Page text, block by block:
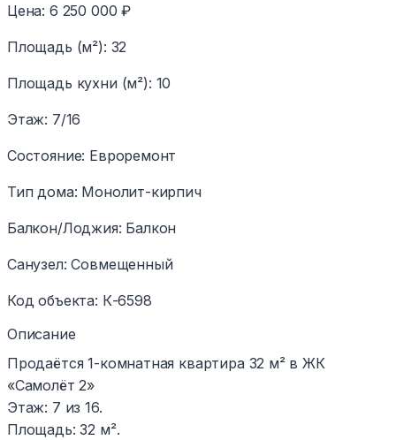
Цена: 6 250 000 ₽
Площадь (м²): 32
Площадь кухни (м²): 10
Этаж: 7/16
Состояние: Евроремонт
Тип дома: Монолит-кирпич
Балкон/Лоджия: Балкон
Санузел: Совмещенный
Код объекта: К-6598
Описание
Продаётся 1-комнатная квартира 32 м² в ЖК
«Самолёт 2»
Этаж: 7 из 16.
Площадь: 32 м².